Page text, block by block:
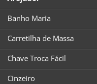
Banho Maria
Carretilha de Massa
Chave Troca Fácil
Cinzeiro